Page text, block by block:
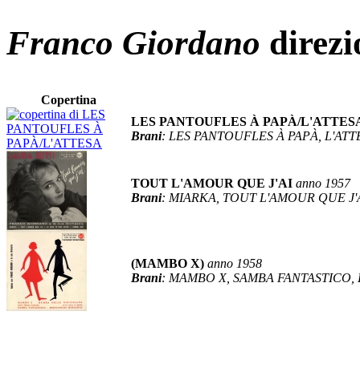
Franco Giordano
Copertina
LES PANTOUFLES À PAPÀ/
Brani: LES PANTOUFLES À PAPÀ,
TOUT L'AMOUR QUE J'AI anno 1957
Brani: MIARKA, TOUT L'AMOUR QUE
(MAMBO X) anno 1958
Brani: MAMBO X, SAMBA